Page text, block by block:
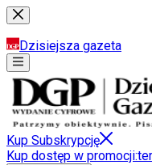
Dzisiejsza gazeta
Kup Subskrypcję
Kup dostęp w promocji: